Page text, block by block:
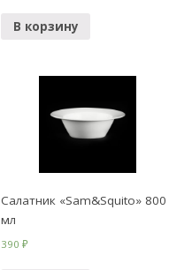
В корзину
Салатник «Sam&Squito» 800
мл
390₽